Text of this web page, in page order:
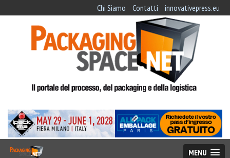
Chi Siamo Contatti innovativepress.eu
MENU